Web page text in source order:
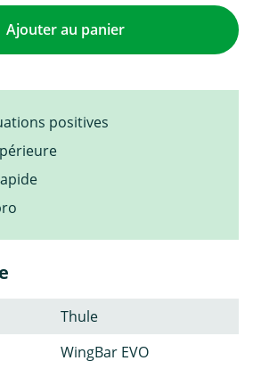
Ajouter au panier
positives
Thule
WingBar EVO